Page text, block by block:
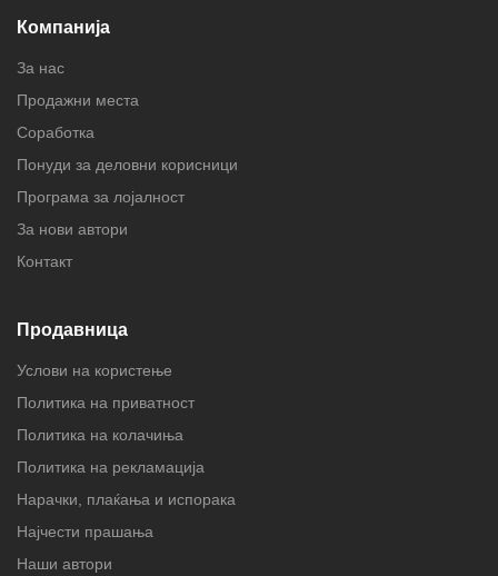
Компанија
За нас
Продажни места
Соработка
Понуди за деловни корисници
Програма за лојалност
За нови автори
Контакт
Продавница
Услови на користење
Политика на приватност
Политика на колачиња
Политика на рекламација
Нарачки, плаќања и испорака
Најчести прашања
Наши автори